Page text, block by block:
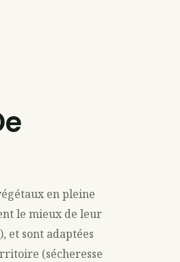
en pleine
le mieux de leur
et sont adaptées
(sécheresse